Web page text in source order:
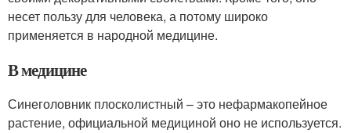
несет пользу для человека, а потому широко
применяется в народной медицине.
В медицине
Синеголовник плосколистный – это нефармакопейное
растение, официальной медициной оно не используется.